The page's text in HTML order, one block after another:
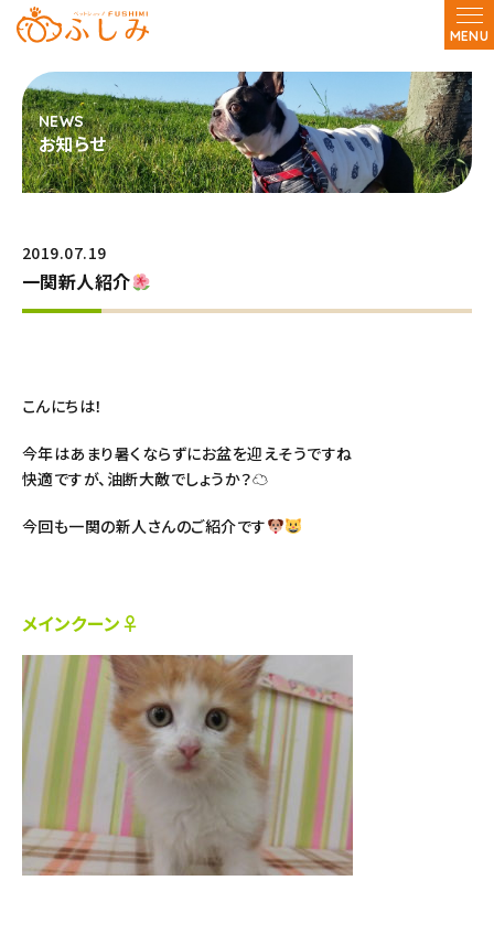
MENU
お知らせ
2019.07.19
一関新人紹介
こんにちは！
今年はあまり暑くならずにお盆を迎えそうですね
快適ですが、油断大敵でしょうか？☁
今回も一関の新人さんのご紹介です
メインクーン♀